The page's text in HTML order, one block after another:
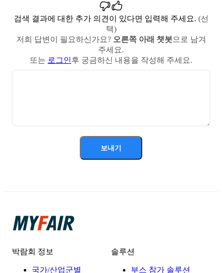
검색 결과에 대한 추가 의견이 있다면 입력해 주세요. (선
택)
저희 답변이 필요하신가요? 오른쪽 아래 챗봇으로 남겨
주세요.
또는 로그인후 궁금하신 내용을 작성해 주세요.
보내기
박람회 정보
국가/산업군별
솔루션
부스 참가 솔루션